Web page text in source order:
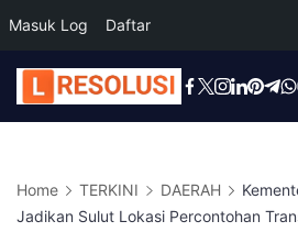
Masuk Log Daftar
Skip
to
Home TERKINI DAERAH
Jadikan Sulut Lokasi Percontohan